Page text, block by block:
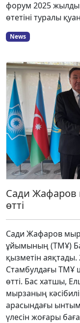
форум 2025
өтетіні туралы
News
Сади Жафаров
өтті
Сади Жафаров
ұйымының (ТМҰ)
қызметін
Стамбулдағы ТМҰ
өтті. Бас хатшы,
мырзаның
арасындағы
үлесін жоғары